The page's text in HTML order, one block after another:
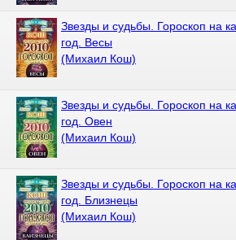
Звезды и судьбы. Гороскоп на
год. Весы
(Михаил Кош)
Звезды и судьбы. Гороскоп на
год. Овен
(Михаил Кош)
Звезды и судьбы. Гороскоп на
год. Близнецы
(Михаил Кош)